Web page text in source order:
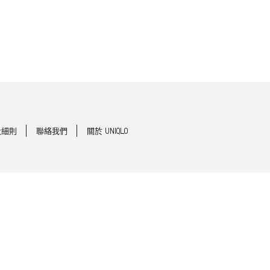
則 聯絡我們 關於 UNIQLO